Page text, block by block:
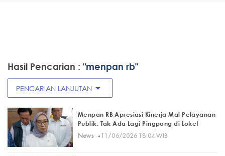
Hasil Pencarian : "menpan rb"
PENCARIAN LANJUTAN arrow_drop_down
Menpan RB Apresiasi Kinerja Mal Pelayanan
Publik, Tak Ada Lagi Pingpong di Loket
News· 11/06/2026 18:04 WIB